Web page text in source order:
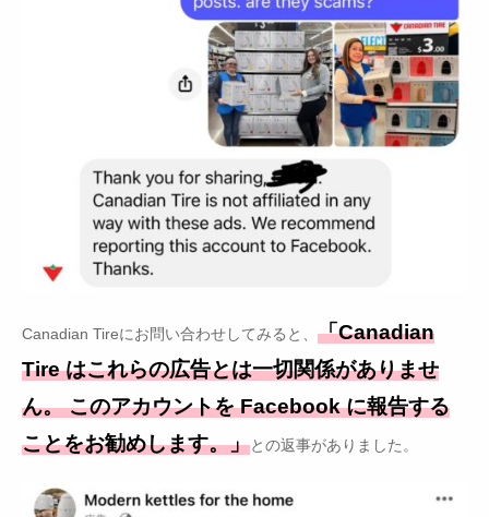
Canadian Tireにお問い合わせしてみると、 「Canadian
Tire はこれらの広告とは一切関係がありませ
ん。 このアカウントを Facebook に報告する
ことをお勧めします。」との返事がありました。